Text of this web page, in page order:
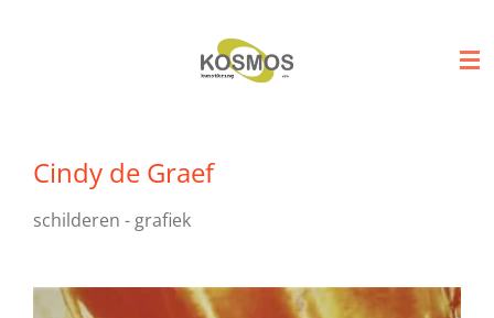
Cindy de Graef
schilderen - grafiek